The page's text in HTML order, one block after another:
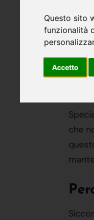
Questo sito
funzionalità
Accetto
Ital
che